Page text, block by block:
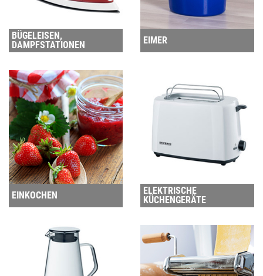
BÜGELEISEN,
DAMPFSTATIONEN
EIMER
EINKOCHEN
ELEKTRISCHE
KÜCHENGERÄTE